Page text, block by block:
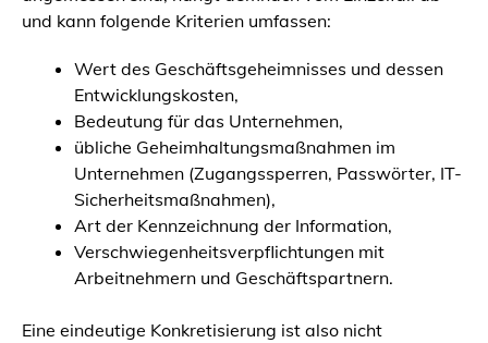
und kann folgende Kriterien umfassen:
Wert des Geschäftsgeheimnisses und dessen
Entwicklungskosten,
Bedeutung für das Unternehmen,
übliche Geheimhaltungsmaßnahmen im
Unternehmen (Zugangssperren, Passwörter, IT-
Sicherheitsmaßnahmen),
Art der Kennzeichnung der Information,
Verschwiegenheitsverpflichtungen mit
Arbeitnehmern und Geschäftspartnern.
Eine eindeutige Konkretisierung ist also nicht